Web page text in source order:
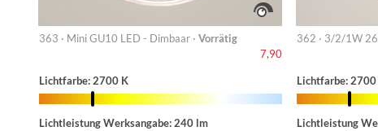
363 · Mini GU10 LED - Dimbaar · Vorrätig
7,90
Lichtfarbe: 2700 K
Lichtleistung Werksangabe: 240 lm
362 · 3/2/1W
Lichtfarbe: 2700
Lichtleistung